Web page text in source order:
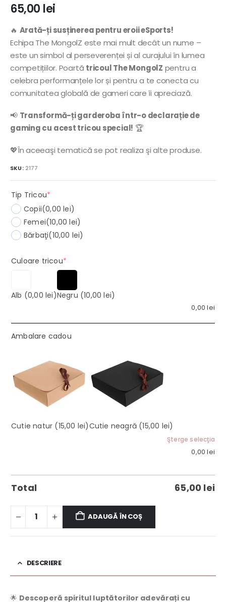
65,00 lei
🔥 Arată-ți susținerea pentru eroii eSports!
Echipa The MongolZ este mai mult decât un nume –
este un simbol al perseverenței și al curajului în lumea
competițiilor. Poartă tricoul The MongolZ pentru a
celebra performanțele lor și pentru a te conecta cu
comunitatea globală de gameri care îi apreciază.
📢 Transformă-ți garderoba într-o declarație de
gaming cu acest tricou special! 🏆
💖În aceeaşi tematică se pot realiza şi alte produse.
SKU: 2177
Tip Tricou*
Copii(0,00 lei)
Femei(10,00 lei)
Bărbaţi(10,00 lei)
Culoare tricou*(required)
Alb (0,00 lei)Negru (10,00 lei)
0,00lei
Ambalare cadou
Cutie natur (15,00 lei)Cutie neagră (15,00 lei)
Şterge selecţia
0,00lei
Total 65,00 lei
ADAUGĂ ÎN COȘ
DESCRIERE
🌟 Descoperă spiritul luptătorilor adevărați cu